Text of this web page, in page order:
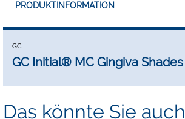
PRODUKTINFORMATION
GC
GC Initial® MC Gingiva Shades
Das könnte Sie auch